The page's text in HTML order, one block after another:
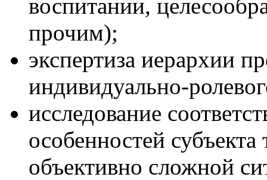
воспитании,
прочим);
экспертиза иерархии
индивидуально-
исследование
особенностей
объективно сложной